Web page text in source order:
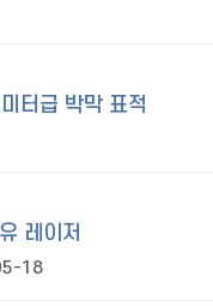
터급 박막 표적
레이저
18